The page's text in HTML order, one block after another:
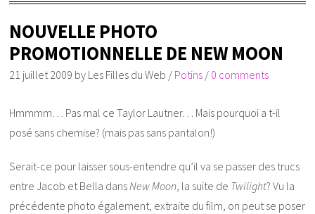
NOUVELLE PHOTO
PROMOTIONNELLE DE NEW MOON
21 juillet 2009 by Les Filles du Web / Potins / 0 comments
Hmmmm… Pas mal ce Taylor Lautner… Mais pourquoi a t-il
posé sans chemise? (mais pas sans pantalon!)
Serait-ce pour laisser sous-entendre qu’il va se passer des trucs
entre Jacob et Bella dansNew Moon, la suite de Twilight? Vu la
précédente photo également, extraite du film, on peut se poser